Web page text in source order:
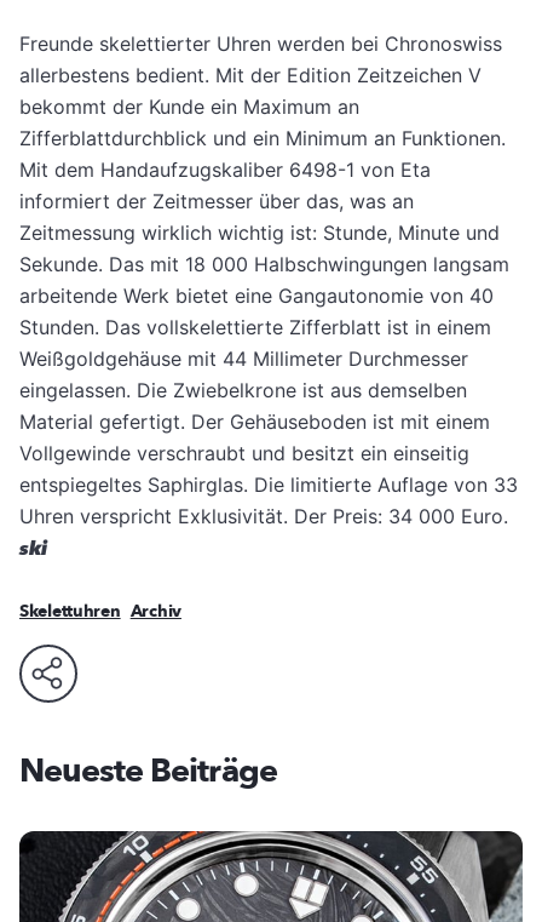
Freunde skelettierter Uhren werden bei Chronoswiss
allerbestens bedient. Mit der Edition Zeitzeichen V
bekommt der Kunde ein Maximum an
Zifferblattdurchblick und ein Minimum an Funktionen.
Mit dem Handaufzugskaliber 6498-1 von Eta
informiert der Zeitmesser über das, was an
Zeitmessung wirklich wichtig ist: Stunde, Minute und
Sekunde. Das mit 18 000 Halbschwingungen langsam
arbeitende Werk bietet eine Gangautonomie von 40
Stunden. Das vollskelettierte Zifferblatt ist in einem
Weißgoldgehäuse mit 44 Millimeter Durchmesser
eingelassen. Die Zwiebelkrone ist aus demselben
Material gefertigt. Der Gehäuseboden ist mit einem
Vollgewinde verschraubt und besitzt ein einseitig
entspiegeltes Saphirglas. Die limitierte Auflage von 33
Uhren verspricht Exklusivität. Der Preis: 34 000 Euro.
ski
Skelettuhren Archiv
Neueste Beiträge